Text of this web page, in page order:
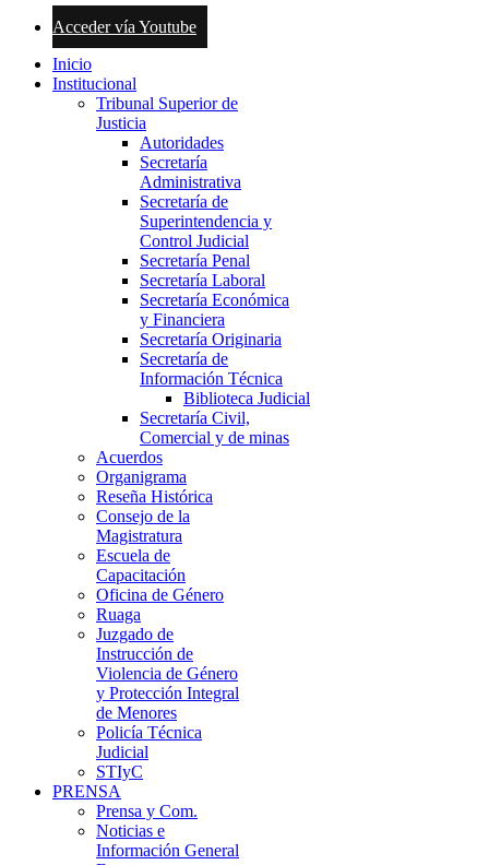
Acceder vía Youtube
Inicio
Institucional
Tribunal Superior de
Justicia
Autoridades
Secretaría
Administrativa
Secretaría de
Superintendencia y
Control Judicial
Secretaría Penal
Secretaría Laboral
Secretaría Económica
y Financiera
Secretaría Originaria
Secretaría de
Información Técnica
Biblioteca Judicial
Secretaría Civil,
Comercial y de minas
Acuerdos
Organigrama
Reseña Histórica
Consejo de la
Magistratura
Escuela de
Capacitación
Oficina de Género
Ruaga
Juzgado de
Instrucción de
Violencia de Género
y Protección Integral
de Menores
Policía Técnica
Judicial
STIyC
PRENSA
Prensa y Com.
Noticias e
Información General